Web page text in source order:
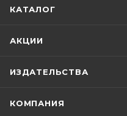
КАТАЛОГ
АКЦИИ
ИЗДАТЕЛЬСТВА
КОМПАНИЯ